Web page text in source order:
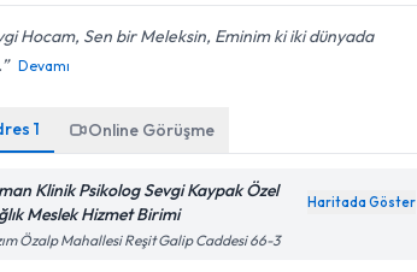
Hocam, Sen bir Meleksin, Eminim ki iki dünyada
Devamı
1 Online Görüşme
Klinik Psikolog Sevgi Kaypak Özel
Meslek Hizmet Birimi
Haritada Göster
Özalp Mahallesi Reşit Galip Caddesi 66-3